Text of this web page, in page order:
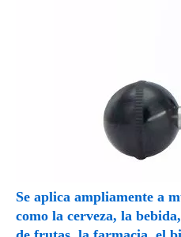
Se aplica ampliamente a
como la cerveza, la